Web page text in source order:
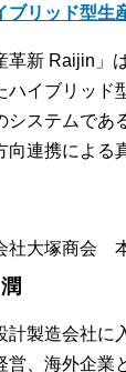
ブリッド型生
革新 Raijin」
ハイブリッド
システムであ
向連携による
社大塚商会
計製造会社に
営、海外企業